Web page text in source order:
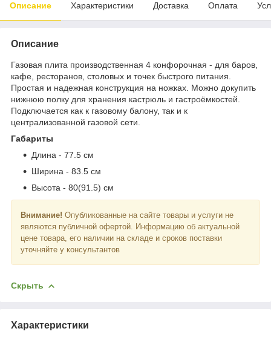
Описание Характеристики Доставка Оплата
Описание
Газовая плита производственная 4 конфорочная - для баров,
кафе, ресторанов, столовых и точек быстрого питания.
Простая и надежная конструкция на ножках. Можно докупить
нижнюю полку для хранения кастрюль и гастроёмкостей.
Подключается как к газовому балону, так и к
централизованной газовой сети.
Габариты
Длина - 77.5 см
Ширина - 83.5 см
Высота - 80(91.5) см
Внимание! Опубликованные на сайте товары и услуги не
являются публичной офертой. Информацию об актуальной
цене товара, его наличии на складе и сроков поставки
уточняйте у консультантов
Скрыть
Характеристики